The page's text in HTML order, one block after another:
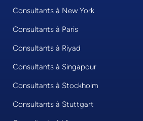
Consultants à New York
Consultants à Paris
Consultants à Riyad
Consultants à Singapour
Consultants à Stockholm
Consultants à Stuttgart